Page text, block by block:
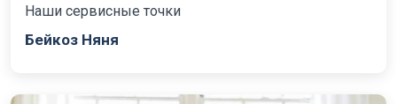
Наши сервисные точки
Бейкоз Няня